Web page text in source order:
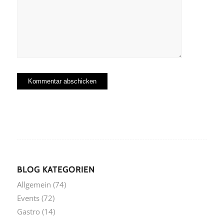
BLOG KATEGORIEN
Allgemein (74)
Events(72)
Gastro (14)